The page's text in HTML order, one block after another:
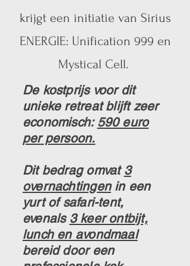
krijgt een initiatie van Sirius
ENERGIE: Unification 999 en
Mystical Cell.
De kostprijs voor dit
unieke retreat blijft zeer
economisch: 590 euro
per persoon.
Dit bedrag omvat 3
overnachtingenin een
yurt of safari-tent,
evenals 3 keer ontbijt,
lunch en avondmaal
bereid door een